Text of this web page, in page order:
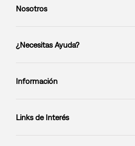
Nosotros
¿Necesitas Ayuda?
Información
Links de Interés